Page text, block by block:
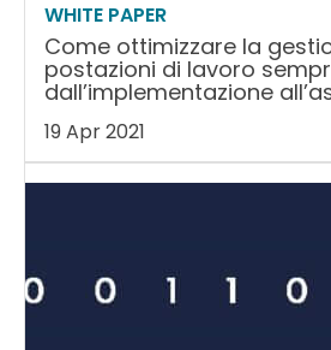
WHITE PAPER
Come ottimizzare la
postazioni di lavoro
dall’implementazione
19 Apr 2021